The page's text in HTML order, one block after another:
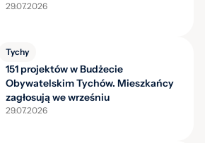
29.07.2026
Tychy
151 projektów w Budżecie
Obywatelskim Tychów. Mieszkańcy
zagłosują we wrześniu
29.07.2026